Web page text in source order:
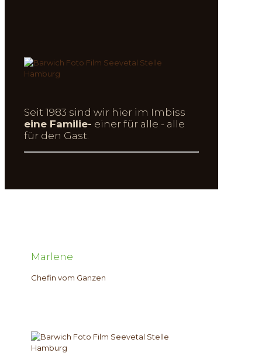
Seit 1983 sind wir hier im Imbiss
eine Familie- einer für alle - alle
für den Gast.
Marlene
Chefin vom Ganzen